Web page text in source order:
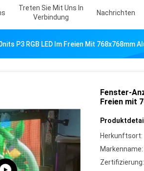
Treten Sie Mit Uns In
Verbindung
Nachrichten
P3 RGB LED Im Freien Mit 768x768mm
Fenster-
Freien mit
Herkunftsort:
Markenname:
Zertifizierung: